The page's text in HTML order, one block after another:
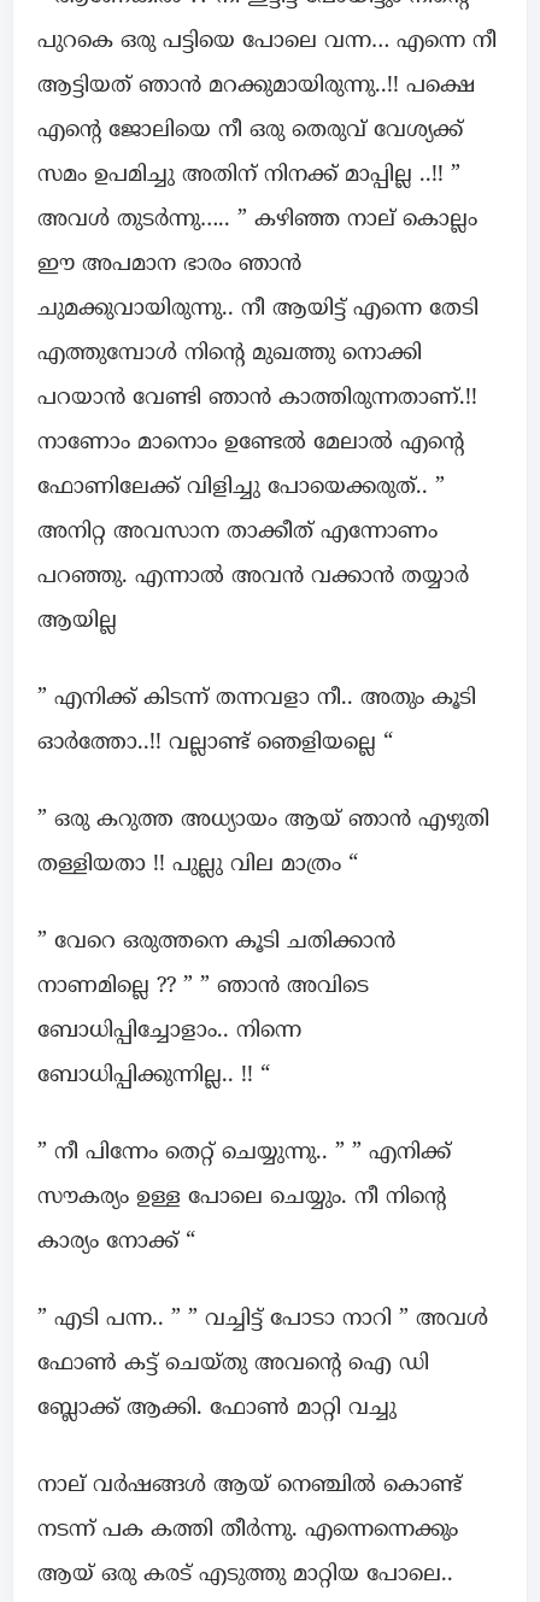
പുറകെ ഒരു പട്ടിയെ പോലെ വന്ന… എന്നെ നീ
ആട്ടിയത് ഞാൻ മറക്കുമായിരുന്നു..!! പക്ഷെ
എന്റെ ജോലിയെ നീ ഒരു തെരുവ് വേശ്യക്ക്
സമം ഉപമിച്ചു അതിന് നിനക്ക് മാപ്പില്ല ..!! ”
അവൾ തുടർന്നു….. ” കഴിഞ്ഞ നാല് കൊല്ലം
ഈ അപമാന ഭാരം ഞാൻ
ചുമക്കുവായിരുന്നു.. നീ ആയിട്ട് എന്നെ തേടി
എത്തുമ്പോൾ നിന്റെ മുഖത്തു നൊക്കി
പറയാൻ വേണ്ടി ഞാൻ കാത്തിരുന്നതാണ്.!!
നാണോം മാനൊം ഉണ്ടേൽ മേലാൽ എന്റെ
ഫോണിലേക്ക് വിളിച്ചു പോയെക്കരുത്.. ”
അനിറ്റ അവസാന താക്കീത് എന്നോണം
പറഞ്ഞു. എന്നാൽ അവൻ വക്കാൻ തയ്യാർ
ആയില്ല
” എനിക്ക് കിടന്ന് തന്നവളാ നീ.. അതും കൂടി
ഓർത്തോ..!! വല്ലാണ്ട് ഞെളിയല്ലെ “
” ഒരു കറുത്ത അധ്യായം ആയ് ഞാൻ എഴുതി
തള്ളിയതാ !! പുല്ലു വില മാത്രം “
” വേറെ ഒരുത്തനെ കൂടി ചതിക്കാൻ
നാണമില്ലെ ?? ” ” ഞാൻ അവിടെ
ബോധിപ്പിച്ചോളാം.. നിന്നെ
ബോധിപ്പിക്കുന്നില്ല.. !! “
” നീ പിന്നേം തെറ്റ് ചെയ്യുന്നു.. ” ” എനിക്ക്
സൗകര്യം ഉള്ള പോലെ ചെയ്യും. നീ നിന്റെ
കാര്യം നോക്ക് “
” എടി പന്ന.. ” ” വച്ചിട്ട് പോടാ നാറി ” അവൾ
ഫോൺ കട്ട്‌ ചെയ്തു അവന്റെ ഐ ഡി
ബ്ലോക്ക്‌ ആക്കി. ഫോൺ മാറ്റി വച്ചു
നാല് വർഷങ്ങൾ ആയ് നെഞ്ചിൽ കൊണ്ട്
നടന്ന് പക കത്തി തീർന്നു. എന്നെന്നെക്കും
ആയ് ഒരു കരട് എടുത്തു മാറ്റിയ പോലെ..